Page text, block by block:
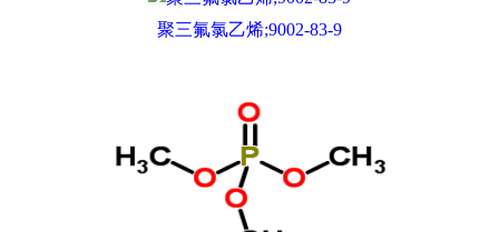
聚三氟氯乙烯;9002-83-9